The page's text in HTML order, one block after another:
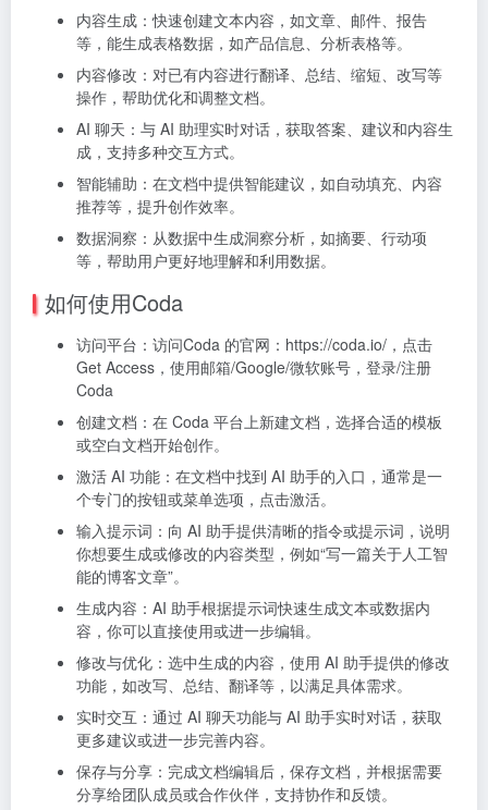
内容生成：快速创建文本内容，如文章、邮件、报告
等，能生成表格数据，如产品信息、分析表格等。
内容修改：对已有内容进行翻译、总结、缩短、改写等
操作，帮助优化和调整文档。
AI 聊天：与 AI 助理实时对话，获取答案、建议和内容生
成，支持多种交互方式。
智能辅助：在文档中提供智能建议，如自动填充、内容
推荐等，提升创作效率。
数据洞察：从数据中生成洞察分析，如摘要、行动项
等，帮助用户更好地理解和利用数据。
如何使用Coda
访问平台：访问Coda 的官网：https://coda.io/，点击
Get Access，使用邮箱/Google/微软账号，登录/注册
Coda
创建文档：在 Coda 平台上新建文档，选择合适的模板
或空白文档开始创作。
激活 AI 功能：在文档中找到 AI 助手的入口，通常是一
个专门的按钮或菜单选项，点击激活。
输入提示词：向 AI 助手提供清晰的指令或提示词，说明
你想要生成或修改的内容类型，例如“写一篇关于人工智
能的博客文章”。
生成内容：AI 助手根据提示词快速生成文本或数据内
容，你可以直接使用或进一步编辑。
修改与优化：选中生成的内容，使用 AI 助手提供的修改
功能，如改写、总结、翻译等，以满足具体需求。
实时交互：通过 AI 聊天功能与 AI 助手实时对话，获取
更多建议或进一步完善内容。
保存与分享：完成文档编辑后，保存文档，并根据需要
分享给团队成员或合作伙伴，支持协作和反馈。